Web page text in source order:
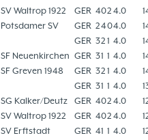
SV Waltrop 1922 GER 402 4.0
Potsdamer SV GER 2404.0
GER 32 1 4.0
SF Neuenkirchen GER 31 1 4.0
SF Greven 1948 GER 32 1 4.0
GER 31 1 4.0
SG Kalker/Deutz GER 402 4.0
SV Waltrop 1922 GER 402 4.0
SV Erftstadt GER 41 1 4.0